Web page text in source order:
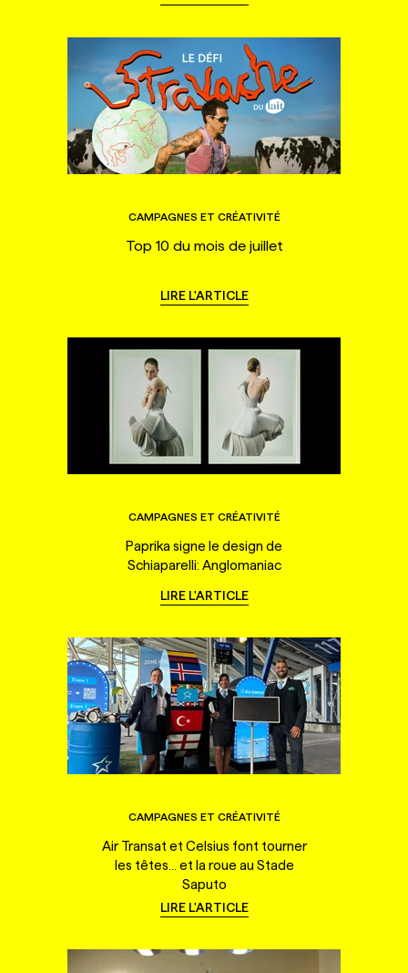
CAMPAGNES ET CRÉATIVITÉ
Top 10 du mois de juillet
LIRE L'ARTICLE
CAMPAGNES ET CRÉATIVITÉ
Paprika signe le design de
Schiaparelli: Anglomaniac
LIRE L'ARTICLE
CAMPAGNES ET CRÉATIVITÉ
Air Transat et Celsius font tourner
les têtes... et la roue au Stade
Saputo
LIRE L'ARTICLE